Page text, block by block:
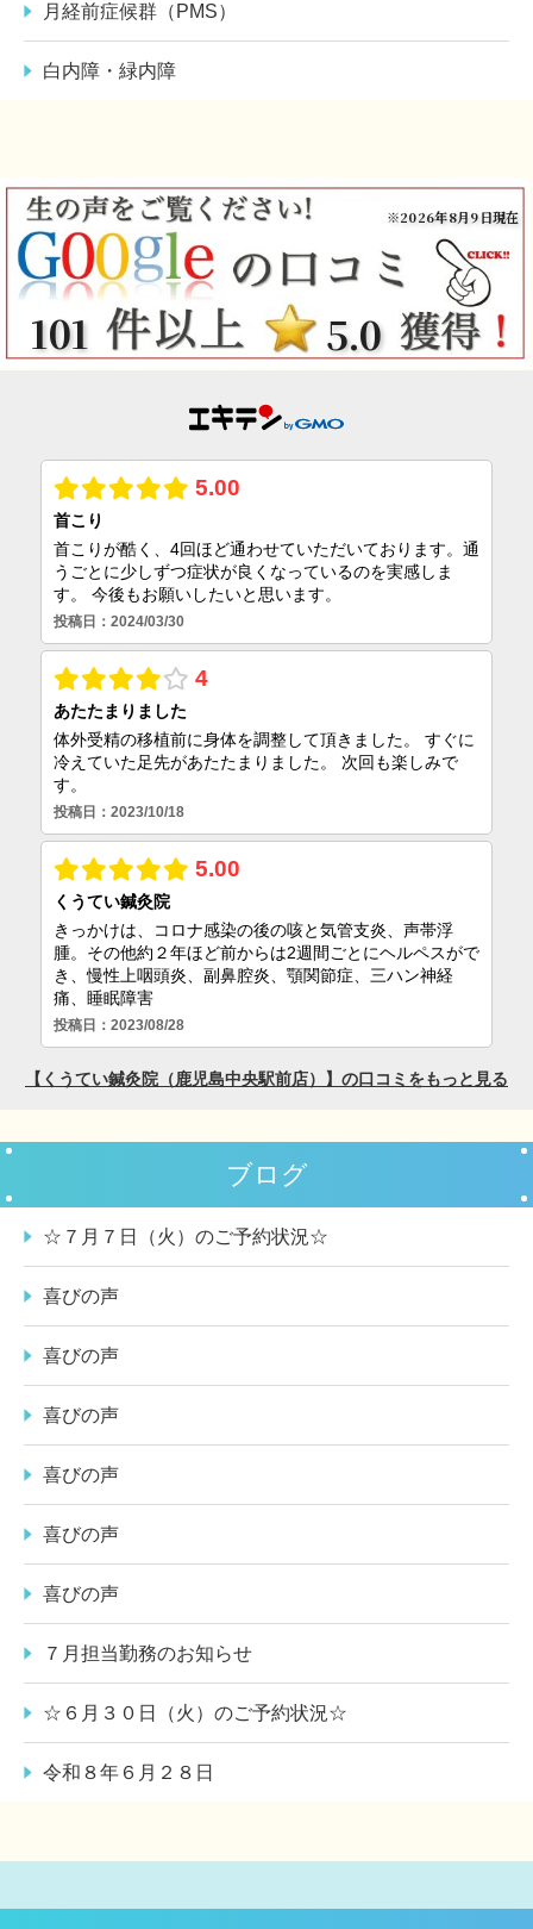
月経前症候群（PMS）
白内障・緑内障
※2026年8月9日現在
101 5.0
ブログ
☆７月７日（火）のご予約状況☆
喜びの声
喜びの声
喜びの声
喜びの声
喜びの声
喜びの声
７月担当勤務のお知らせ
☆６月３０日（火）のご予約状況☆
令和８年６月２８日